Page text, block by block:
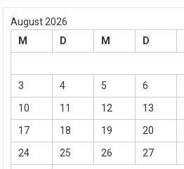
August 2026
M
D M D
3
4 5 6
10
11 12 13
17
18 19 20
24
25 26 27